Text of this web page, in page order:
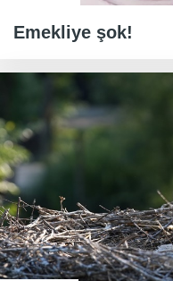
Emekliye şok!